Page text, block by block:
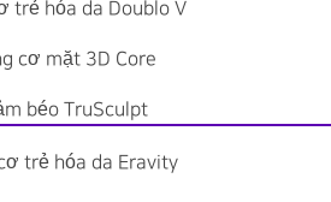
trẻ hóa da Doublo V
cơ mặt 3D Core
béo TruSculpt
trẻ hóa da Eravity